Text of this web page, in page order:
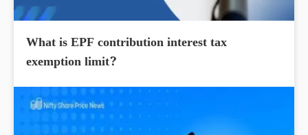
What is EPF contribution interest tax
exemption limit?